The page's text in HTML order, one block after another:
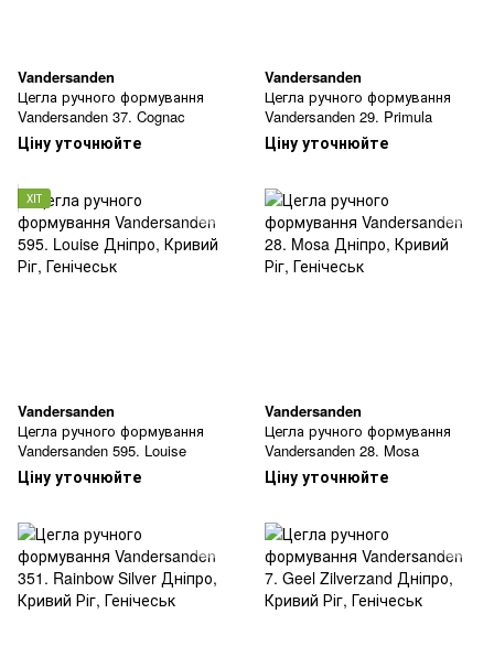
Vandersanden
Цегла ручного формування
Vandersanden 37. Cognac
Ціну уточнюйте
Vandersanden
Цегла ручного формування
Vandersanden 29. Primula
Ціну уточнюйте
ХІТ
Vandersanden
Цегла ручного формування
Vandersanden 595. Louise
Ціну уточнюйте
Vandersanden
Цегла ручного формування
Vandersanden 28. Mosa
Ціну уточнюйте